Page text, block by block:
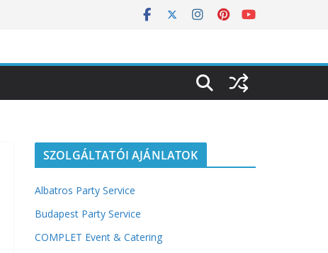
SZOLGÁLTATÓI AJÁNLATOK
Albatros Party Service
Budapest Party Service
COMPLET Event & Catering